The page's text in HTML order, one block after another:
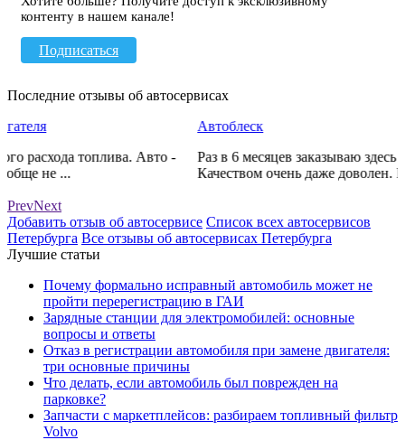
контенту в нашем канале!
Подписаться
Последние отзывы об автосервисах
Автоблеск
Раз в 6 месяцев заказываю здесь полировку своей бехи.
Качеством очень даже доволен. Рекомендую
PrevNext
Добавить отзыв об автосервисе Список всех автосервисов
Петербурга Все отзывы об автосервисах Петербурга
Лучшие статьи
Почему формально исправный автомобиль может не
пройти перерегистрацию в ГАИ
Зарядные станции для электромобилей: основные
вопросы и ответы
Отказ в регистрации автомобиля при замене двигателя:
три основные причины
Что делать, если автомобиль был поврежден на
парковке?
Запчасти с маркетплейсов: разбираем топливный фильтр
Volvo